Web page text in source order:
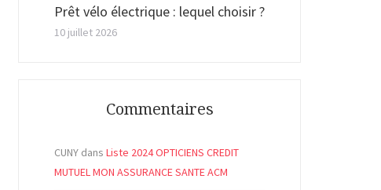
Prêt vélo électrique : lequel choisir ?
10 juillet 2026
Commentaires
CUNY dans Liste 2024 OPTICIENS CREDIT
MUTUEL MON ASSURANCE SANTE ACM